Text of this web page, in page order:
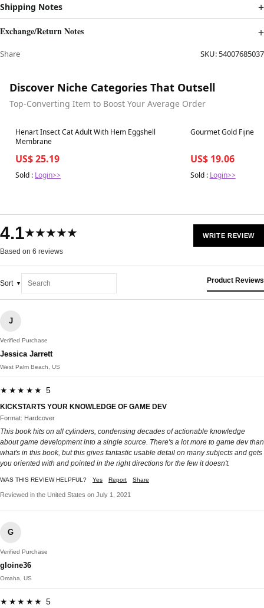
Shipping Notes
Exchange/Return Notes
Share SKU:54007685037
Discover Niche Categories That Outsell
Top-Converting Item to Boost Your Average Order
Best in 7 days
Henart Insect Cat Adult With Hem Eggshell
Membrane
US$ 25.19
Sold : Login>>
Best in 7 days
Gourmet Gold Fijne
US$ 19.06
Sold : Login>>
4.1★★★★★
Based on 6 reviews
WRITE REVIEW
Sort Product Reviews
J
Verified Purchase
Jessica Jarrett
West Palm Beach, US
★★★★★ 5
KICKSTARTS YOUR KNOWLEDGE OF GAME DEV
Format: Hardcover
This book hits on all cylinders, condensing decades of actionable knowledge
about game development into a single source. There's a lot more to game dev than
what's in this book, but this gives fantastic usable detail on many subjects and gets
you oriented with and pointed in the right directions for the few it doesn't.
WAS THIS REVIEW HELPFUL? Yes Report Share
Reviewed in the United States on July 1, 2021
G
Verified Purchase
gloine36
Omaha, US
★★★★★ 5